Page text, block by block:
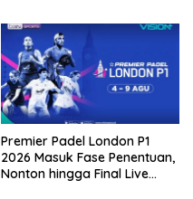
Premier Padel London P1
2026 Masuk Fase Penentuan,
Nonton hingga Final Live